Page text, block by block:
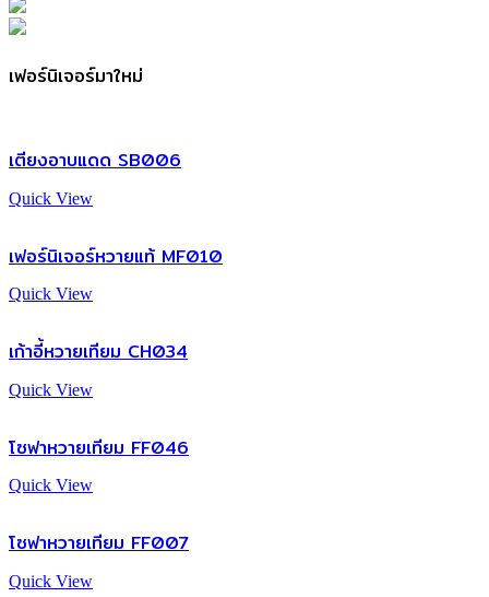
เฟอร์นิเจอร์มาใหม่
เตียงอาบแดด SB006
Quick View
เฟอร์นิเจอร์หวายแท้ MF010
Quick View
เก้าอี้หวายเทียม CH034
Quick View
โซฟาหวายเทียม FF046
Quick View
โซฟาหวายเทียม FF007
Quick View